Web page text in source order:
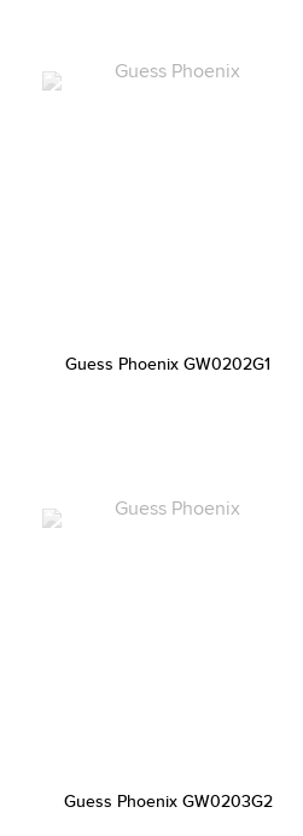
Guess Phoenix GW0202G1
Guess Phoenix GW0203G2